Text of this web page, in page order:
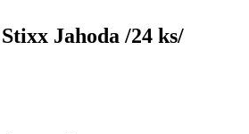
Jahoda /24 ks/